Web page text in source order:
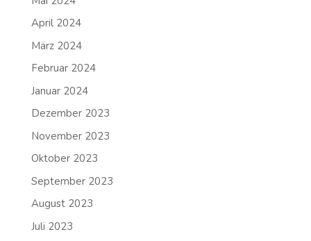
April 2024
März 2024
Februar 2024
Januar 2024
Dezember 2023
November 2023
Oktober 2023
September 2023
August 2023
Juli 2023